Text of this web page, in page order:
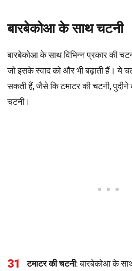
बारबेकोआ के साथ चटनी
बारबेकोआ के साथ विभिन्न प्रकार की
जो इसके स्वाद को और भी बढ़ाती हैं। ये
सकती हैं, जैसे कि टमाटर की चटनी, पुदीने
चटनी।
31 टमाटर की चटनी: बारबेकोआ के